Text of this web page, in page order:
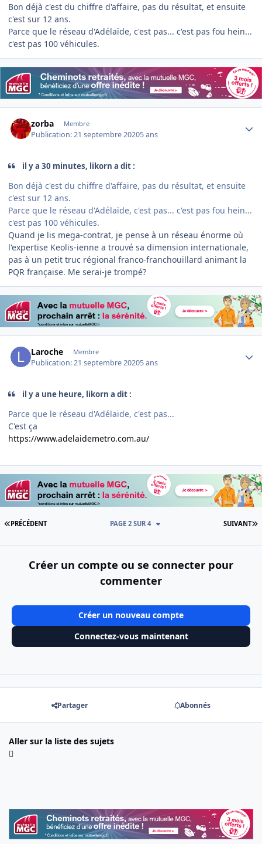
Bon déjà c'est du chiffre d'affaire, pas du résultat, et ensuite
c'est sur 12 ans.
Parce que le réseau d'Adélaïde, c'est pas... c'est pas fou hein...
c'est pas 100 véhicules.
zorba Membre
Publication:21 septembre 20205 ans
il y a 30 minutes, likorn a dit :
Bon déjà c'est du chiffre d'affaire, pas du résultat, et ensuite
c'est sur 12 ans.
Parce que le réseau d'Adélaïde, c'est pas... c'est pas fou hein...
c'est pas 100 véhicules.
Quand je lis mega-contrat, je pense à un réseau énorme où
l'expertise Keolis-ienne a trouvé sa dimension internationale,
pas à un petit truc régional franco-franchouillard animant la
PQR française. Me serai-je trompé?
Laroche Membre
Publication:21 septembre 20205 ans
il y a une heure, likorn a dit :
Parce que le réseau d'Adélaïde, c'est pas...
C'est ça
https://www.adelaidemetro.com.au/
PREMIÈRE PAGE
PRÉCÉDENT SUIVANT
PAGE 2 SUR 4
Créer un compte ou se connecter pour
commenter
Créer un nouveau compte
Connectez-vous maintenant
Partager Abonnés
Aller sur la liste des sujets